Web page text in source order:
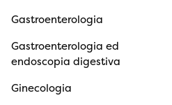
Gastroenterologia
Gastroenterologia ed
endoscopia digestiva
Ginecologia